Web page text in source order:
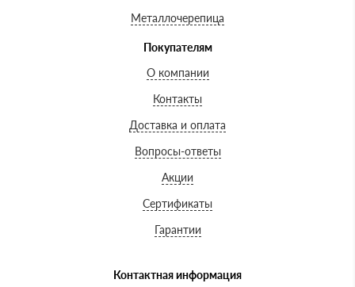
Металлочерепица
Покупателям
О компании
Контакты
Доставка и оплата
Вопросы-ответы
Акции
Сертификаты
Гарантии
Контактная информация